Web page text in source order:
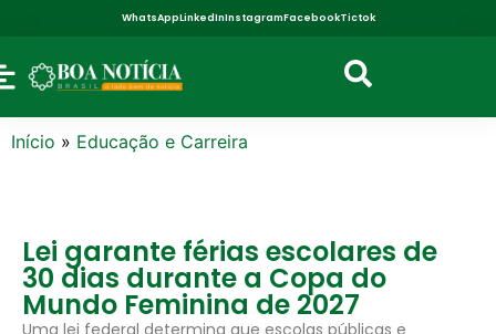
WhatsAppLinkedInInstagramFacebookTictok
Início » Educação e Carreira
Lei garante férias escolares de
30 dias durante a Copa do
Mundo Feminina de 2027
Uma lei federal determina que escolas públicas e